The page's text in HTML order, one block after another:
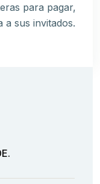
para pagar,
sus invitados.